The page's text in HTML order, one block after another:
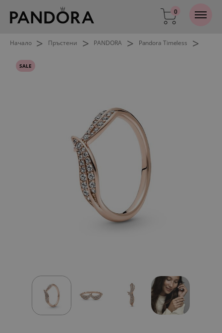
0
Начало > Пръстени > PANDORA > Pandora Timeless >
SALE